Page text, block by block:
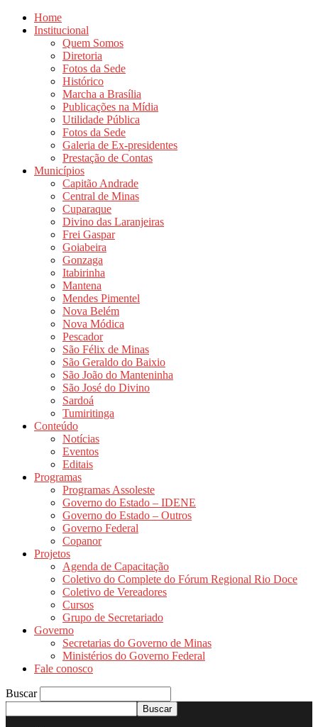
Home
Institucional
Quem Somos
Diretoria
Fotos da Sede
Histórico
Marcha a Brasília
Publicações na Mídia
Utilidade Pública
Fotos da Sede
Galeria de Ex-presidentes
Prestação de Contas
Municípios
Capitão Andrade
Central de Minas
Cuparaque
Divino das Laranjeiras
Frei Gaspar
Goiabeira
Gonzaga
Itabirinha
Mantena
Mendes Pimentel
Nova Belém
Nova Módica
Pescador
São Félix de Minas
São Geraldo do Baixio
São João do Manteninha
São José do Divino
Sardoá
Tumiritinga
Conteúdo
Notícias
Eventos
Editais
Programas
Programas Assoleste
Governo do Estado – IDENE
Governo do Estado – Outros
Governo Federal
Copanor
Projetos
Agenda de Capacitação
Coletivo do Complete do Fórum Regional Rio Doce
Coletivo de Vereadores
Cursos
Grupo de Secretariado
Governo
Secretarias do Governo de Minas
Ministérios do Governo Federal
Fale conosco
Buscar